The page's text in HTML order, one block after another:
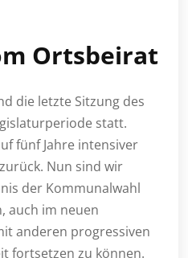
Ortsbeirat
die letzte Sitzung des
statt.
fünf Jahre intensiver
Nun sind wir
der Kommunalwahl
auch im neuen
anderen progressiven
fortsetzen zu können.